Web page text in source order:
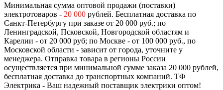
Минимальная сумма оптовой продажи (поставки)
электротоваров - 20 000 рублей. Бесплатная доставка по
Санкт-Петербургу при заказе от 20 000 руб.; по
Ленинградской, Псковской, Новгородской областям и
Карелии - от 20 000 руб; по Москве - от 100 000 руб., по
Московской области - зависит от города, уточните у
менеджера. Отправка товара в регионы России
осуществляется при минимальной сумме заказа 20 000 рублей,
бесплатная доставка до транспортных компаний. ТФ
Электрика - Ваш надежный поставщик электрики оптом!